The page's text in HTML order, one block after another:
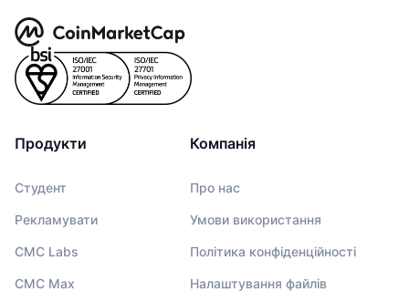
Продукти
Студент
Рекламувати
CMC Labs
CMC Max
Компанія
Про нас
Умови використання
Політика конфіденційності
Налаштування файлів